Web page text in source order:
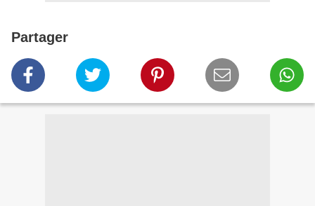
Partager